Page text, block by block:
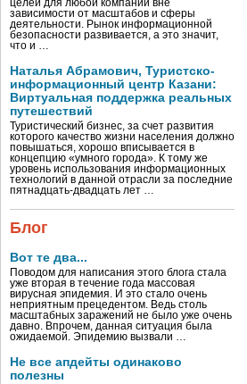
целей для любой компании вне
зависимости от масштабов и сферы
деятельности. Рынок информационной
безопасности развивается, а это значит,
что и …
Наталья Абрамович, Туристско-
информационный центр Казани:
Виртуальная поддержка реальных
путешествий
Туристический бизнес, за счет развития
которого качество жизни населения должно
повышаться, хорошо вписывается в
концепцию «умного города». К тому же
уровень использования информационных
технологий в данной отрасли за последние
пятнадцать-двадцать лет …
Блог
Вот те два...
Поводом для написания этого блога стала
уже вторая в течение года массовая
вирусная эпидемия. И это стало очень
неприятным прецедентом. Ведь столь
масштабных заражений не было уже очень
давно. Впрочем, данная ситуация была
ожидаемой. Эпидемию вызвали …
Не все апдейты одинаково
полезны